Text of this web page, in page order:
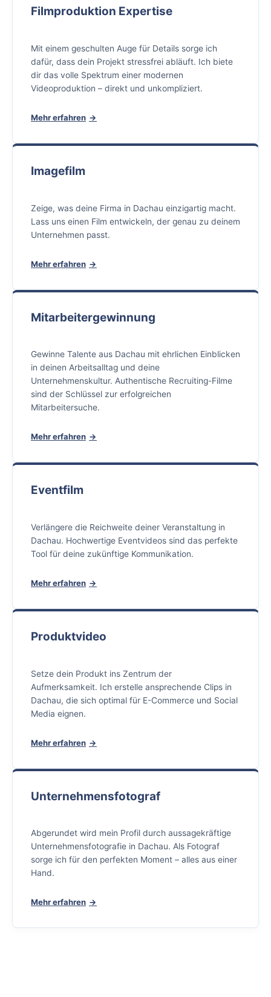
Filmproduktion Expertise
Mit einem geschulten Auge für Details sorge ich
dafür, dass dein Projekt stressfrei abläuft. Ich biete
dir das volle Spektrum einer modernen
Videoproduktion – direkt und unkompliziert.
Mehr erfahren
Imagefilm
Zeige, was deine Firma in Dachau einzigartig macht.
Lass uns einen Film entwickeln, der genau zu deinem
Unternehmen passt.
Mehr erfahren
Mitarbeitergewinnung
Gewinne Talente aus Dachau mit ehrlichen Einblicken
in deinen Arbeitsalltag und deine
Unternehmenskultur. Authentische Recruiting-Filme
sind der Schlüssel zur erfolgreichen
Mitarbeitersuche.
Mehr erfahren
Eventfilm
Verlängere die Reichweite deiner Veranstaltung in
Dachau. Hochwertige Eventvideos sind das perfekte
Tool für deine zukünftige Kommunikation.
Mehr erfahren
Produktvideo
Setze dein Produkt ins Zentrum der
Aufmerksamkeit. Ich erstelle ansprechende Clips in
Dachau, die sich optimal für E-Commerce und Social
Media eignen.
Mehr erfahren
Unternehmensfotograf
Abgerundet wird mein Profil durch aussagekräftige
Unternehmensfotografie in Dachau. Als Fotograf
sorge ich für den perfekten Moment – alles aus einer
Hand.
Mehr erfahren